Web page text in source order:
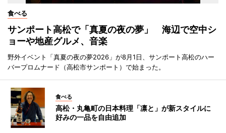
食べる
サンポート高松で「真夏の夜の夢」 海辺で空中シ
ョーや地産グルメ、音楽
野外イベント「真夏の夜の夢2026」が8月1日、サンポート高松のハー
バープロムナード（高松市サンポート）で始まった。
食べる
高松・丸亀町の日本料理「凛と」が新スタイルに
好みの一品を自由追加